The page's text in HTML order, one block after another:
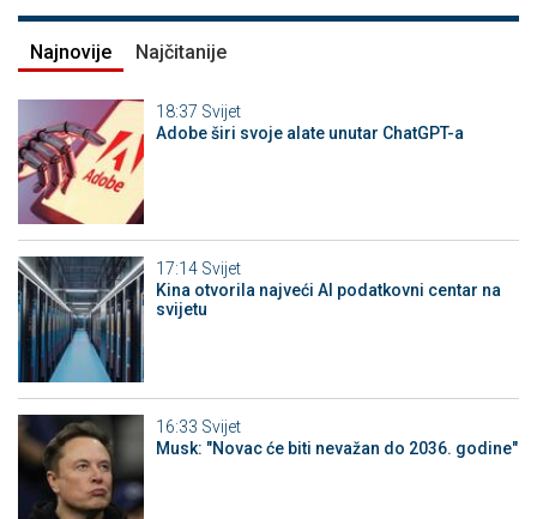
Najnovije Najčitanije
18:37 Svijet
Adobe širi svoje alate unutar ChatGPT-a
17:14 Svijet
Kina otvorila najveći AI podatkovni centar na
svijetu
16:33 Svijet
Musk: "Novac će biti nevažan do 2036. godine"